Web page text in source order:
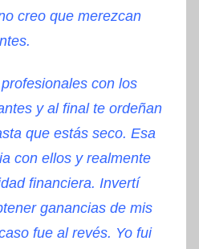
creo que merezcan
con los
y al final te ordeñan
que estás seco. Esa
con ellos y realmente
financiera. Invertí
ganancias de mis
fue al revés. Yo fui